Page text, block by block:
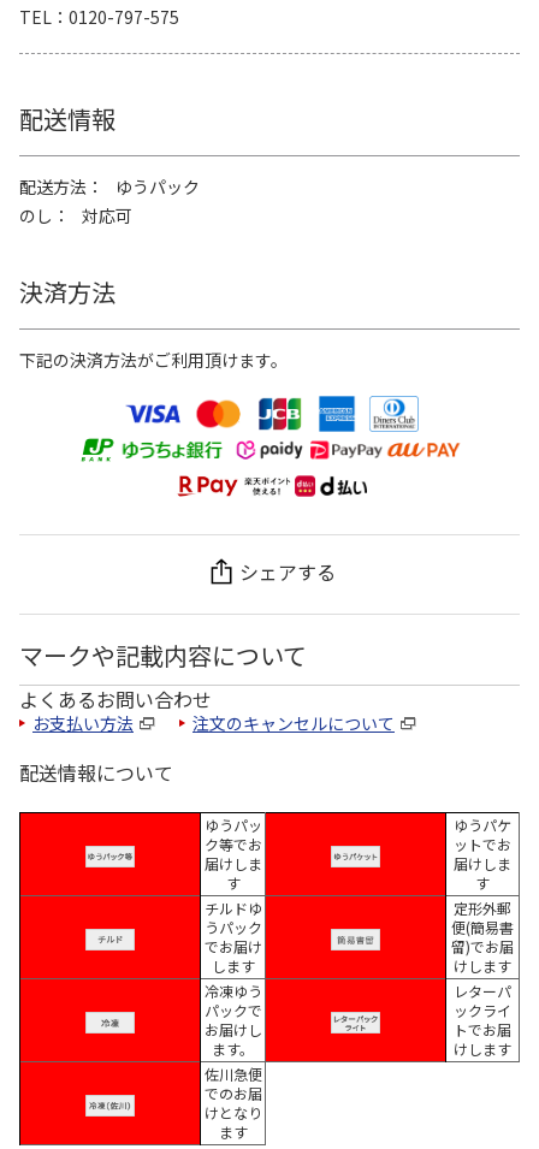
TEL
0120-797-575
配送情報
配送方法
ゆうパック
のし
対応可
決済方法
下記の決済方法がご利用頂けます。
シェアする
マークや記載内容について
よくあるお問い合わせ
お支払い方法 注文のキャンセルについて
配送情報について
ゆうパッ
ク等でお
届けしま
す
ゆうパケ
ットでお
届けしま
す
チルドゆ
うパック
でお届け
します
定形外郵
便(簡易書
留)でお届
けします
冷凍ゆう
パックで
お届けし
ます。
レターパ
ックライ
トでお届
けします
佐川急便
でのお届
けとなり
ます